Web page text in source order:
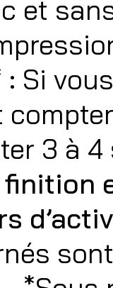
et
Si
3 à
finition